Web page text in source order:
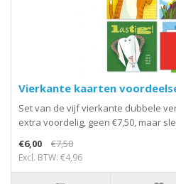
Vierkante kaarten
Set van de vijf vierkante dubbele
extra voordelig, geen €7,50, maar
€6,00
€7,50
Excl. BTW: €4,96